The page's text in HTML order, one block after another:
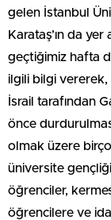
gelen İstanbul
Karataş’ın da
geçtiğimiz hafta
ilgili bilgi vererek,
İsrail tarafından
önce
olmak üzere
üniversite
öğrenciler,
öğrencilere ve